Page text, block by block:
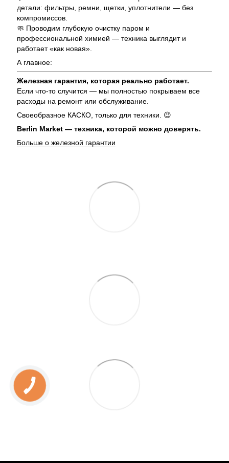
детали: фильтры, ремни, щетки, уплотнители — без
компромиссов.
🧼 Проводим глубокую очистку паром и
профессиональной химией — техника выглядит и
работает «как новая».
А главное:
Железная гарантия, которая реально работает.
Если что-то случится — мы полностью покрываем все
расходы на ремонт или обслуживание.
Своеобразное КАСКО, только для техники. 😉
Berlin Market — техника, которой можно доверять.
Больше о железной гарантии